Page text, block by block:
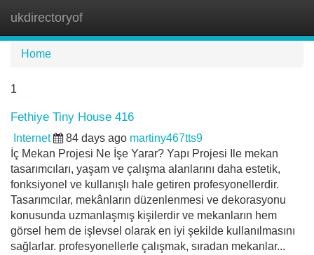
ukdirectoryof
Home
1
Fethiye Tiny House 416
Internet 84 days ago martiny467tts9
İç Mekan Projesi Ne İşe Yarar? Yapı Projesi Ile mekan
tasarımcıları, yaşam ve çalışma alanlarını daha estetik,
fonksiyonel ve kullanışlı hale getiren profesyonellerdir.
Tasarımcılar, mekânların düzenlenmesi ve dekorasyonu
konusunda uzmanlaşmış kişilerdir ve mekanların hem
görsel hem de işlevsel olarak en iyi şekilde kullanılmasını
sağlarlar. profesyonellerle çalışmak, sıradan mekanlar...